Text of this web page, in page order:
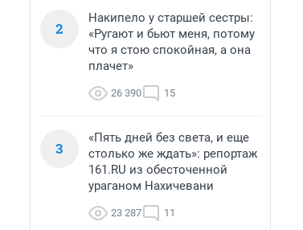
2
Накипело у старшей сестры:
«Ругают и бьют меня, потому
что я стою спокойная, а она
плачет»
26 390 15
3
«Пять дней без света, и еще
столько же ждать»: репортаж
161.RU из обесточенной
ураганом Нахичевани
23 287 11